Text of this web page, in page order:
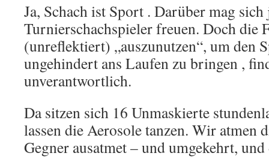
Ja, Schach ist Sport . Darüber mag sich
Turnierschachspieler freuen. Doch die
(unreflektiert) „auszunutzen“, um den
ungehindert ans Laufen zu bringen ,
unverantwortlich.
Da sitzen sich 16 Unmaskierte
lassen die Aerosole tanzen. Wir atmen
Gegner ausatmet – und umgekehrt,